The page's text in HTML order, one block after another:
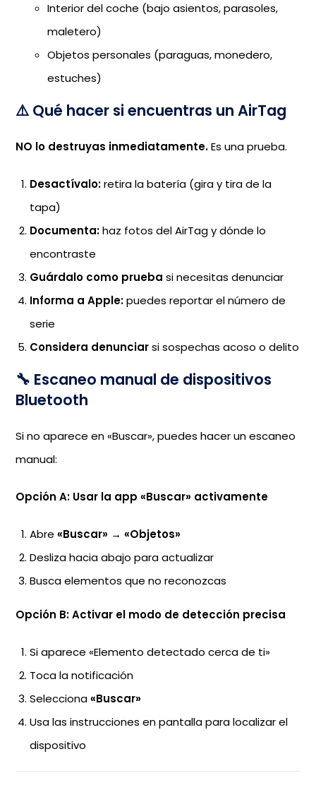
Interior del coche (bajo asientos, parasoles,
maletero)
Objetos personales (paraguas, monedero,
estuches)
⚠️ Qué hacer si encuentras un AirTag
NO lo destruyas inmediatamente.Es una prueba.
Desactívalo:retira la batería (gira y tira de la
tapa)
Documenta:haz fotos del AirTag y dónde lo
encontraste
Guárdalo como prueba si necesitas denunciar
Informa a Apple:puedes reportar el número de
serie
Considera denunciarsi sospechas acoso o delito
🔧 Escaneo manual de dispositivos
Bluetooth
Si no aparece en «Buscar», puedes hacer un escaneo
manual:
Opción A: Usar la app «Buscar» activamente
Abre«Buscar» →«Objetos»
Desliza hacia abajo para actualizar
Busca elementos que no reconozcas
Opción B: Activar el modo de detección precisa
Si aparece «Elemento detectado cerca de ti»
Toca la notificación
Selecciona«Buscar»
Usa las instrucciones en pantalla para localizar el
dispositivo